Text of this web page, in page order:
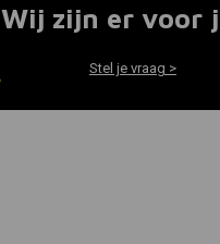
Wij zijn er voor
Stel je vraag >